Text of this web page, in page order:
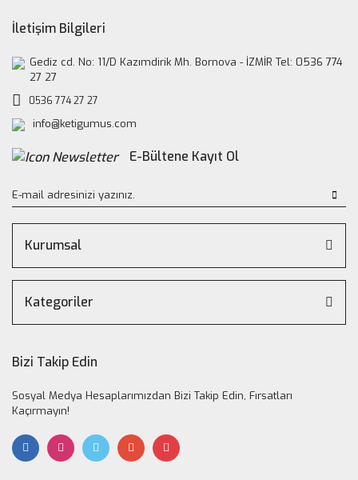
İletişim Bilgileri
Gediz cd. No: 11/D Kazımdirik Mh. Bornova - İZMİR Tel: 0536 774
27 27
0536 774 27 27
info@ketigumus.com
E-Bültene Kayıt Ol
Kurumsal
Kategoriler
Bizi Takip Edin
Sosyal Medya Hesaplarımızdan Bizi Takip Edin, Fırsatları
Kaçırmayın!